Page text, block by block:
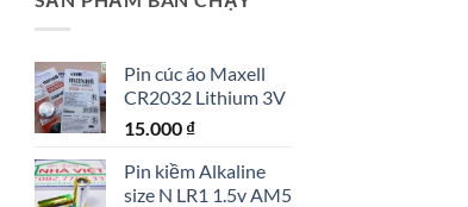
Pin cúc áo Maxell
CR2032 Lithium 3V
15.000 ₫
Pin kiềm Alkaline
size N LR1 1.5v AM5